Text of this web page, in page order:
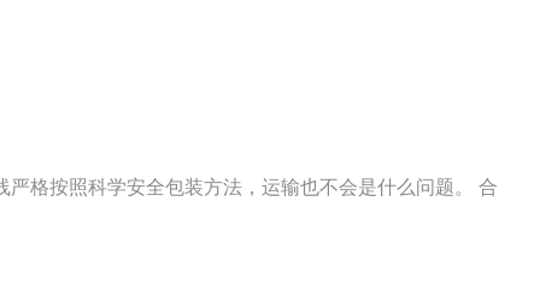
格按照科学安全包装方法，运输也不会是什么问题。 合